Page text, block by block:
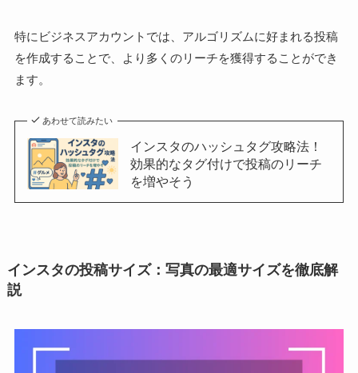
特にビジネスアカウントでは、アルゴリズムに好まれる投稿
を作成することで、より多くのリーチを獲得することができ
ます。
あわせて読みたい
インスタのハッシュタグ攻略法！
効果的なタグ付けで投稿のリーチ
を増やそう
インスタの投稿サイズ：写真の最適サイズを徹底解
説